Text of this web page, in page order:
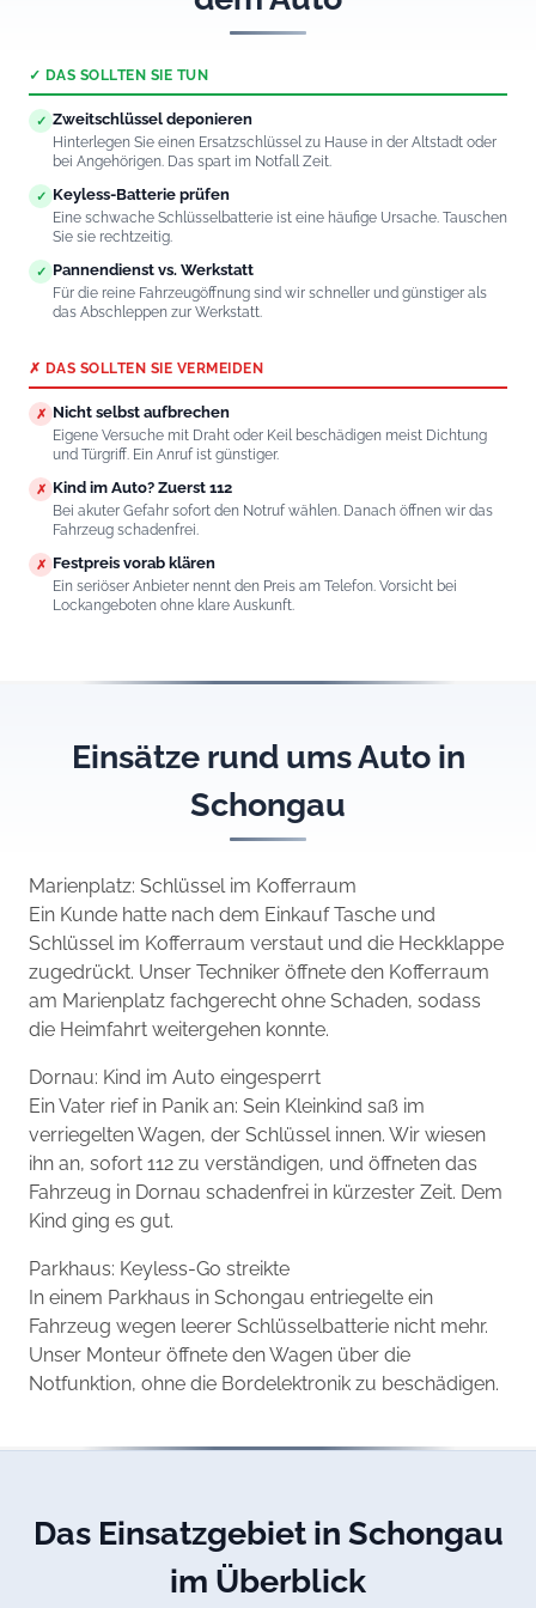
✓ DAS SOLLTEN SIE TUN
✓ Zweitschlüssel deponieren
Hinterlegen Sie einen Ersatzschlüssel zu Hause in der Altstadt oder
bei Angehörigen. Das spart im Notfall Zeit.
✓ Keyless-Batterie prüfen
Eine schwache Schlüsselbatterie ist eine häufige Ursache. Tauschen
Sie sie rechtzeitig.
✓ Pannendienst vs. Werkstatt
Für die reine Fahrzeugöffnung sind wir schneller und günstiger als
das Abschleppen zur Werkstatt.
✗ DAS SOLLTEN SIE VERMEIDEN
✗ Nicht selbst aufbrechen
Eigene Versuche mit Draht oder Keil beschädigen meist Dichtung
und Türgriff. Ein Anruf ist günstiger.
✗ Kind im Auto? Zuerst 112
Bei akuter Gefahr sofort den Notruf wählen. Danach öffnen wir das
Fahrzeug schadenfrei.
✗ Festpreis vorab klären
Ein seriöser Anbieter nennt den Preis am Telefon. Vorsicht bei
Lockangeboten ohne klare Auskunft.
Einsätze rund ums Auto in
Schongau
Marienplatz: Schlüssel im Kofferraum
Ein Kunde hatte nach dem Einkauf Tasche und
Schlüssel im Kofferraum verstaut und die Heckklappe
zugedrückt. Unser Techniker öffnete den Kofferraum
am Marienplatz fachgerecht ohne Schaden, sodass
die Heimfahrt weitergehen konnte.
Dornau: Kind im Auto eingesperrt
Ein Vater rief in Panik an: Sein Kleinkind saß im
verriegelten Wagen, der Schlüssel innen. Wir wiesen
ihn an, sofort 112 zu verständigen, und öffneten das
Fahrzeug in Dornau schadenfrei in kürzester Zeit. Dem
Kind ging es gut.
Parkhaus: Keyless-Go streikte
In einem Parkhaus in Schongau entriegelte ein
Fahrzeug wegen leerer Schlüsselbatterie nicht mehr.
Unser Monteur öffnete den Wagen über die
Notfunktion, ohne die Bordelektronik zu beschädigen.
Das Einsatzgebiet in Schongau
im Überblick